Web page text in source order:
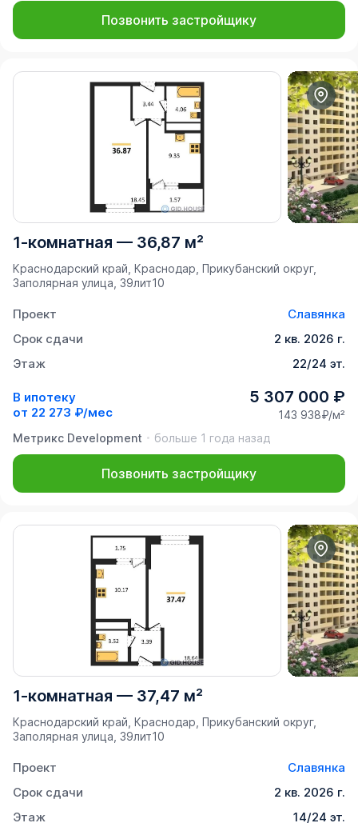
Позвонить застройщику
1-комнатная — 36,87 м²
Краснодарский край, Краснодар, Прикубанский округ,
Заполярная улица, 39лит10
Проект
Славянка
Срок сдачи
2 кв. 2026 г.
Этаж
22/24 эт.
В ипотеку
от 22 273 ₽/мес
5 307 000 ₽
143 938₽/м²
Метрикс Development
больше 1 года назад
Позвонить застройщику
1-комнатная — 37,47 м²
Краснодарский край, Краснодар, Прикубанский округ,
Заполярная улица, 39лит10
Проект
Славянка
Срок сдачи
2 кв. 2026 г.
Этаж
14/24 эт.